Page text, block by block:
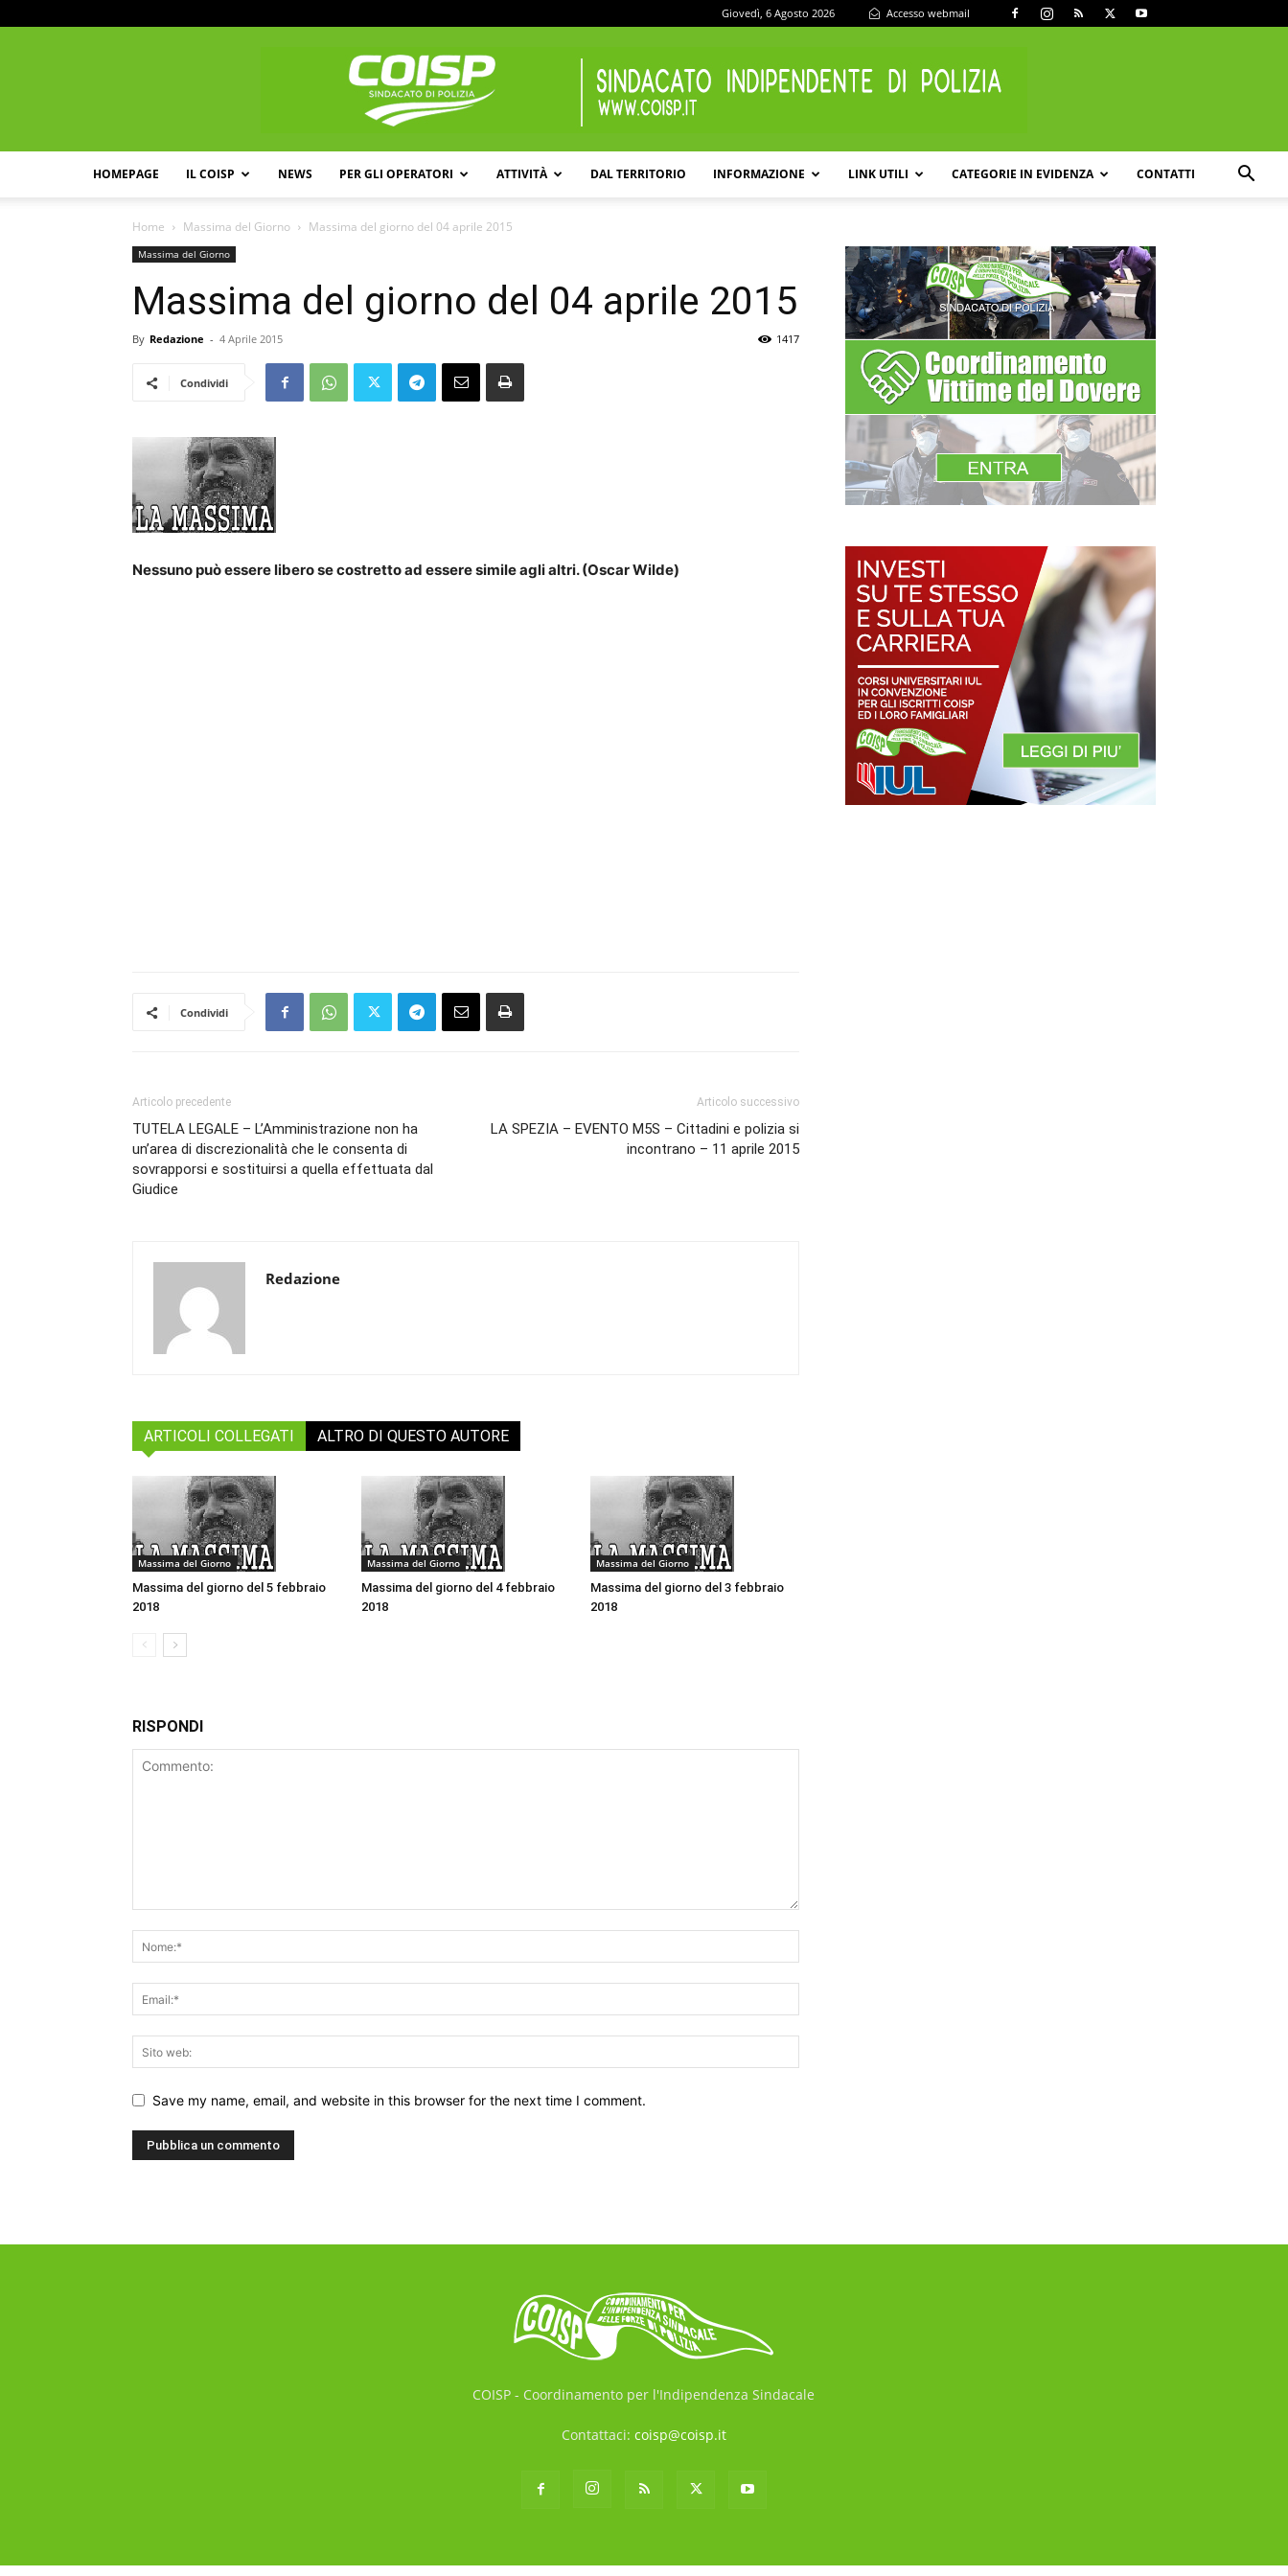
Giovedì, 6 Agosto 2026 Accesso webmail
HOMEPAGE IL COISP NEWS PER GLI OPERATORI ATTIVITÀ DAL TERRITORIO INFORMAZIONE LINK UTILI CATEGORIE IN EVIDENZA CONTATTI
Home Massima del Giorno Massima del giorno del 04 aprile 2015
Massima del Giorno
Massima del giorno del 04 aprile 2015
By Redazione - 4 Aprile 2015 1417
Condividi
Nessuno può essere libero se costretto ad essere simile agli altri. (Oscar Wilde)
Condividi
Articolo precedente
TUTELA LEGALE – L’Amministrazione non ha
un’area di discrezionalità che le consenta di
sovrapporsi e sostituirsi a quella effettuata dal
Giudice
Articolo successivo
LA SPEZIA – EVENTO M5S – Cittadini e polizia si
incontrano – 11 aprile 2015
Redazione
ARTICOLI COLLEGATI ALTRO DI QUESTO AUTORE
Massima del Giorno
Massima del giorno del 5 febbraio
2018
Massima del Giorno
Massima del giorno del 4 febbraio
2018
Massima del Giorno
Massima del giorno del 3 febbraio
2018
RISPONDI
Save my name, email, and website in this browser for the next time I comment.
COISP - Coordinamento per l'Indipendenza Sindacale
Contattaci: coisp@coisp.it